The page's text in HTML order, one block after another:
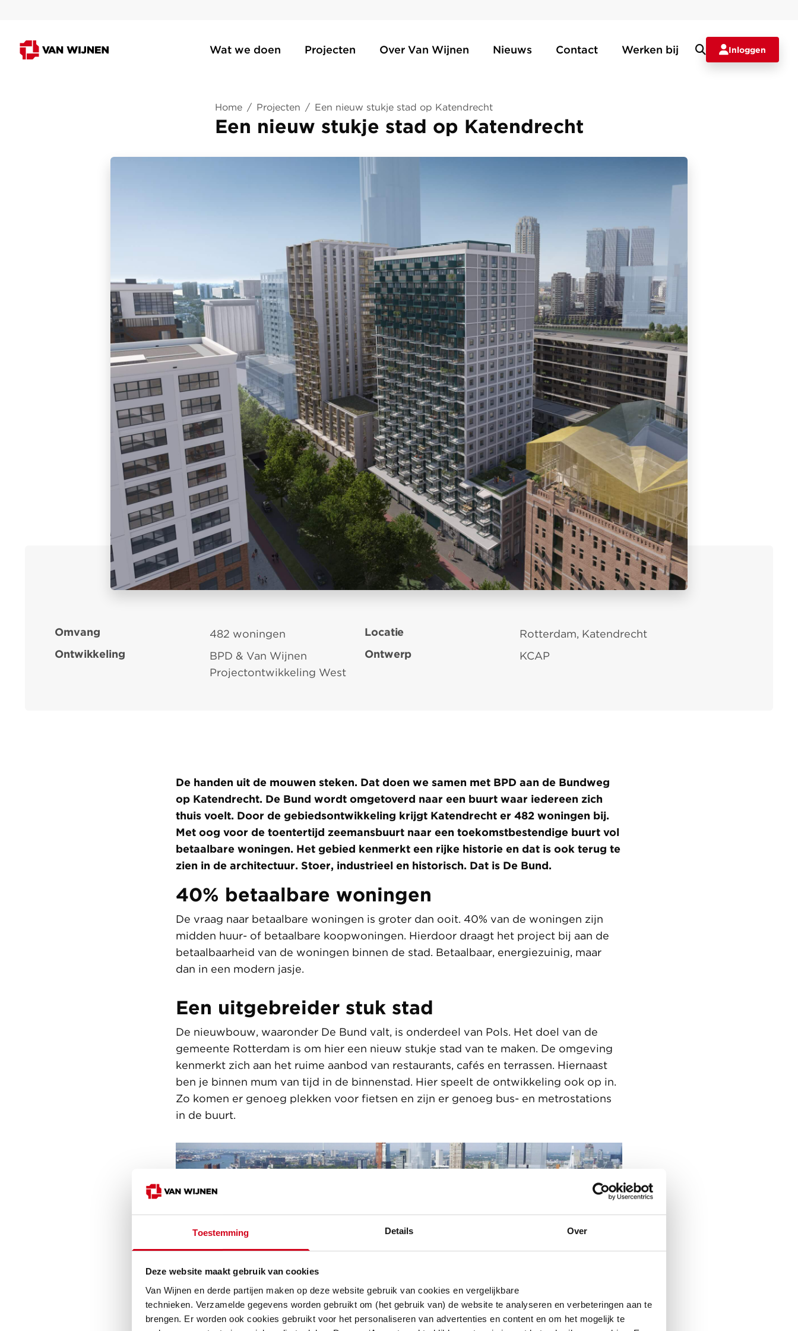
Toestemming Details Over
Deze website maakt gebruik van cookies
Van Wijnen en derde partijen maken op deze website gebruik van cookies en vergelijkbare
technieken. Verzamelde gegevens worden gebruikt om (het gebruik van) de website te analyseren en verbeteringen aan te
brengen. Er worden ook cookies gebruikt voor het personaliseren van advertenties en content en om het mogelijk te
Wat we doen Projecten Over Van Wijnen Nieuws Contact Werken bij Inloggen
Home / Projecten / Een nieuw stukje stad op Katendrecht
Een nieuw stukje stad op Katendrecht
Omvang 482 woningen Locatie
Rotterdam, Katendrecht
Ontwikkeling
BPD & Van Wijnen
Projectontwikkeling West
Ontwerp KCAP
De handen uit de mouwen steken. Dat doen we samen met BPD aan de Bundweg
op Katendrecht. De Bund wordt omgetoverd naar een buurt waar iedereen zich
thuis voelt. Door de gebiedsontwikkeling krijgt Katendrecht er 482 woningen bij.
Met oog voor de toentertijd zeemansbuurt naar een toekomstbestendige buurt vol
betaalbare woningen. Het gebied kenmerkt een rijke historie en dat is ook terug te
zien in de architectuur. Stoer, industrieel en historisch. Dat is De Bund.
40% betaalbare woningen
De vraag naar betaalbare woningen is groter dan ooit. 40% van de woningen zijn
midden huur- of betaalbare koopwoningen. Hierdoor draagt het project bij aan de
betaalbaarheid van de woningen binnen de stad. Betaalbaar, energiezuinig, maar
dan in een modern jasje.
Een uitgebreider stuk stad
De nieuwbouw, waaronder De Bund valt, is onderdeel van Pols. Het doel van de
gemeente Rotterdam is om hier een nieuw stukje stad van te maken. De omgeving
kenmerkt zich aan het ruime aanbod van restaurants, cafés en terrassen. Hiernaast
ben je binnen mum van tijd in de binnenstad. Hier speelt de ontwikkeling ook op in.
Zo komen er genoeg plekken voor fietsen en zijn er genoeg bus- en metrostations
in de buurt.